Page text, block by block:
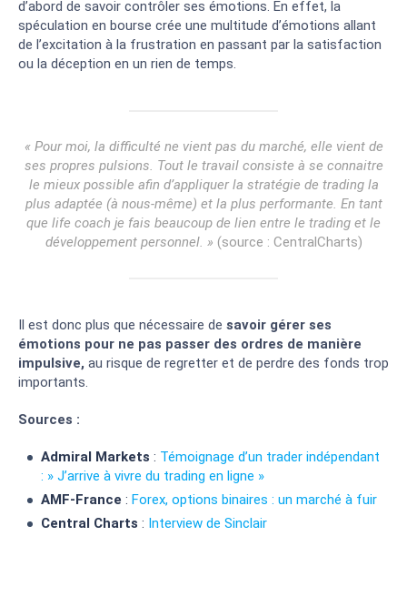
d’abord de savoir contrôler ses émotions. En effet, la
spéculation en bourse crée une multitude d’émotions allant
de l’excitation à la frustration en passant par la satisfaction
ou la déception en un rien de temps.
« Pour moi, la difficulté ne vient pas du marché, elle vient de
ses propres pulsions. Tout le travail consiste à se connaitre
le mieux possible afin d’appliquer la stratégie de trading la
plus adaptée (à nous-même) et la plus performante. En tant
que life coach je fais beaucoup de lien entre le trading et le
développement personnel. » (source : CentralCharts)
Il est donc plus que nécessaire de savoir gérer ses
émotions pour ne pas passer des ordres de manière
impulsive, au risque de regretter et de perdre des fonds trop
importants.
Sources :
Admiral Markets : Témoignage d’un trader indépendant
: » J’arrive à vivre du trading en ligne »
AMF-France : Forex, options binaires : un marché à fuir
Central Charts : Interview de Sinclair